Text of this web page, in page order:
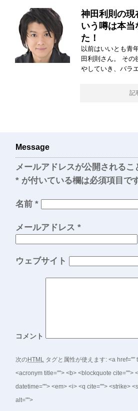
神田利則の現
いう噂は本
た！
以前はいいとも青
田利則さん。 その
やしていき、バラ
記
Message
メールアドレスが公開されるこ
* が付いている欄は必須項目で
名前 *
メールアドレス *
ウェブサイト
コメント
次のHTML タグと属性が使えます: <a href=""
<acronym title=""> <b> <blockquote cite="">
datetime=""> <em> <i> <q cite=""> <strike>
alt="">